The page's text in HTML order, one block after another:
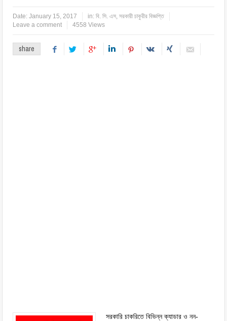
Date:January 15, 2017 in:বি. সি. এস,সরকারী চাকুরীর বিজ্ঞপ্তি
Leave a comment
4558 Views
share
সরকারি চাকরিতে বিভিন্ন ক্যাডার ও নন-